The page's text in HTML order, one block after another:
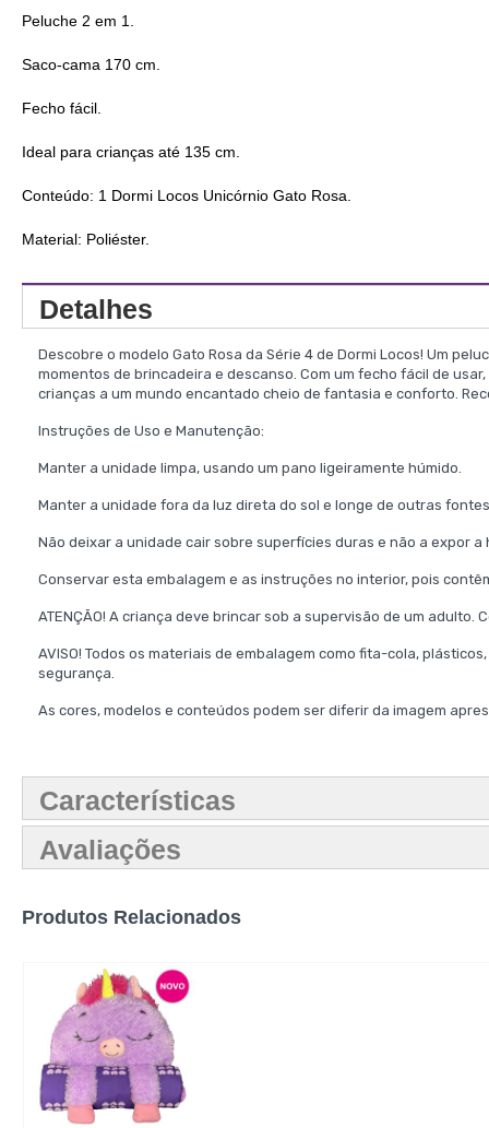
Peluche 2 em 1.
Saco-cama 170 cm.
Fecho fácil.
Ideal para crianças até 135 cm.
Conteúdo: 1 Dormi Locos Unicórnio Gato Rosa.
Material: Poliéster.
Detalhes
Descobre o modelo Gato Rosa da Série 4 de Dormi Locos! Um
momentos de brincadeira e descanso. Com um fecho fácil de
crianças a um mundo encantado cheio de fantasia e conforto.
Instruções de Uso e Manutenção:
Manter a unidade limpa, usando um pano ligeiramente húmido.
Manter a unidade fora da luz direta do sol e longe de outras
Não deixar a unidade cair sobre superfícies duras e não a expor a
Conservar esta embalagem e as instruções no interior, pois
ATENÇÃO! A criança deve brincar sob a supervisão de um
AVISO! Todos os materiais de embalagem como fita-cola,
segurança.
As cores, modelos e conteúdos podem ser diferir da imagem
Características
Avaliações
Produtos Relacionados